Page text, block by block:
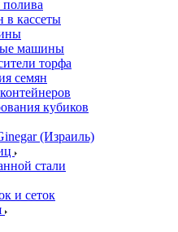
в кассеты
машины
торфа
семян
кубиков
(Израиль)
стали
и сеток